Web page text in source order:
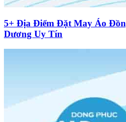
5+ Địa Điểm Đặt May Áo
Dương Uy Tín